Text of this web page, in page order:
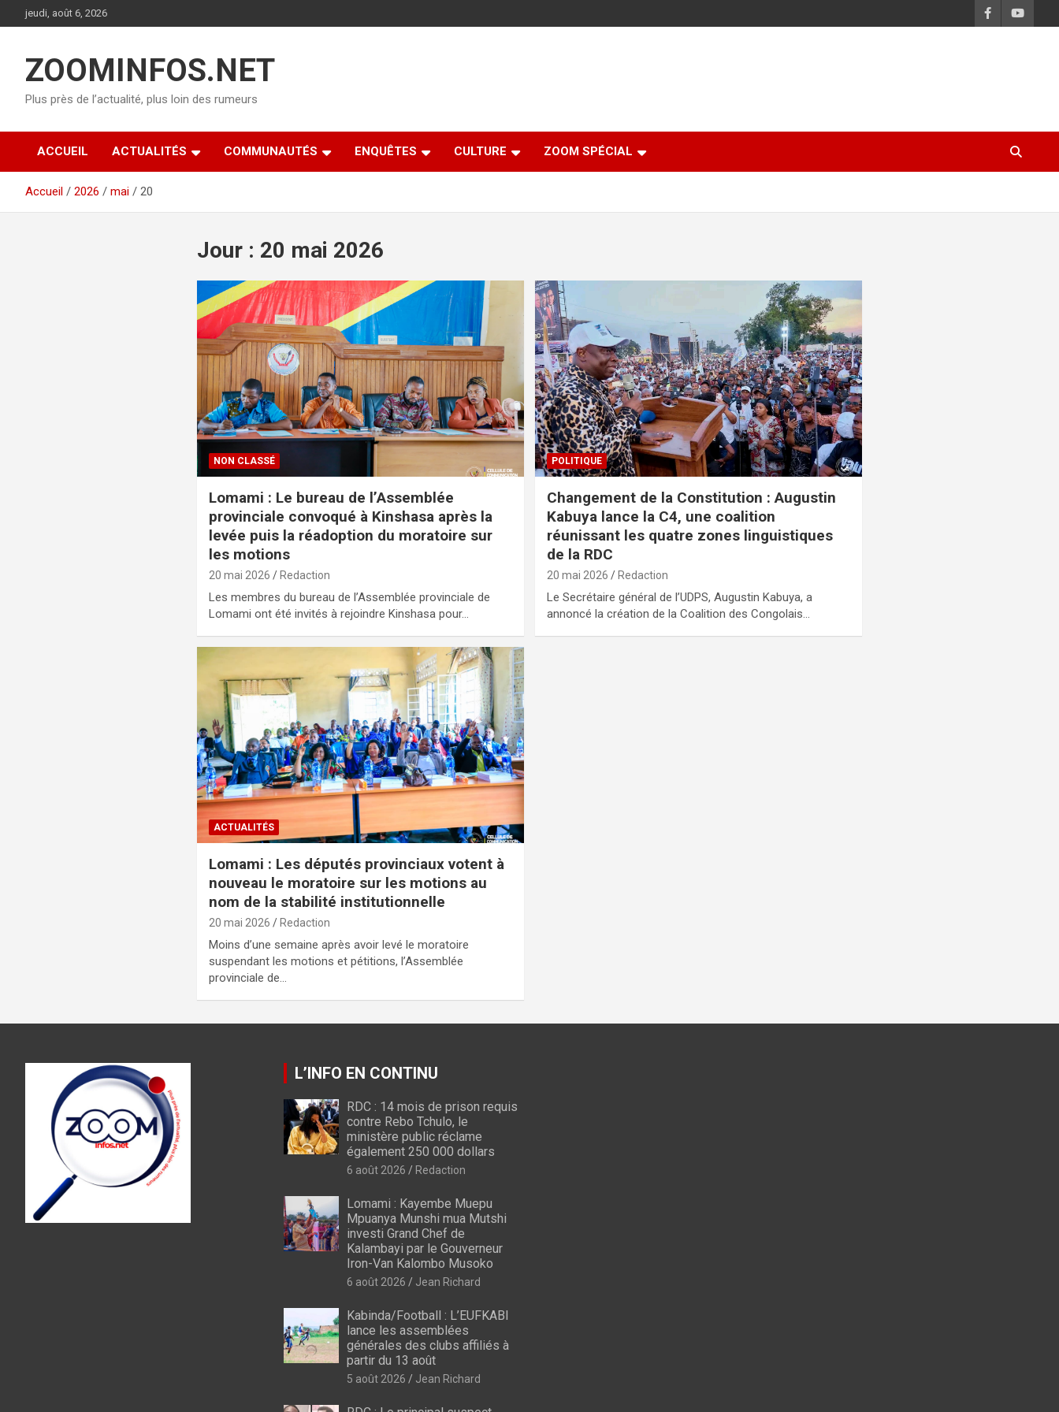
au
jeudi, août 6, 2026
ZOOMINFOS.NET
Plus près de l’actualité, plus loin des rumeurs
ACCUEIL ACTUALITÉS COMMUNAUTÉS ENQUÊTES CULTURE ZOOM SPÉCIAL
Accueil 2026 mai 20
Jour : 20 mai 2026
NON CLASSÉ
Lomami : Le bureau de l’Assemblée
provinciale convoqué à Kinshasa après la
levée puis la réadoption du moratoire sur
les motions
20 mai 2026 Redaction
Les membres du bureau de l’Assemblée provinciale de
Lomami ont été invités à rejoindre Kinshasa pour…
POLITIQUE
Changement de la Constitution : Augustin
Kabuya lance la C4, une coalition
réunissant les quatre zones linguistiques
de la RDC
20 mai 2026 Redaction
Le Secrétaire général de l’UDPS, Augustin Kabuya, a
annoncé la création de la Coalition des Congolais…
ACTUALITÉS
Lomami : Les députés provinciaux votent à
nouveau le moratoire sur les motions au
nom de la stabilité institutionnelle
20 mai 2026 Redaction
Moins d’une semaine après avoir levé le moratoire
suspendant les motions et pétitions, l’Assemblée
provinciale de…
L’INFO EN CONTINU
RDC : 14 mois de prison requis
contre Rebo Tchulo, le
ministère public réclame
également 250 000 dollars
6 août 2026 Redaction
Lomami : Kayembe Muepu
Mpuanya Munshi mua Mutshi
investi Grand Chef de
Kalambayi par le Gouverneur
Iron-Van Kalombo Musoko
6 août 2026 Jean Richard
Kabinda/Football : L’EUFKABI
lance les assemblées
générales des clubs affiliés à
partir du 13 août
5 août 2026 Jean Richard